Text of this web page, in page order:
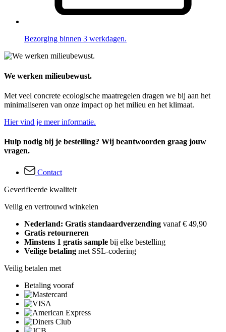
Bezorging binnen 3 werkdagen.
We werken milieubewust.
Met veel concrete ecologische maatregelen dragen we bij aan het
minimaliseren van onze impact op het milieu en het klimaat.
Hier vind je meer informatie.
Hulp nodig bij je bestelling? Wij beantwoorden graag jouw
vragen.
Contact
Geverifieerde kwaliteit
Veilig en vertrouwd winkelen
Nederland: Gratis standaardverzending vanaf € 49,90
Gratis retourneren
Minstens 1 gratis sample bij elke bestelling
Veilige betaling met SSL-codering
Veilig betalen met
Betaling vooraf